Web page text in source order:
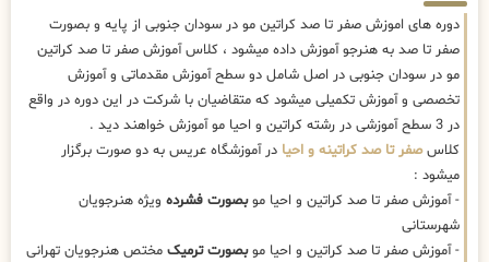
دوره های اموزش صفر تا صد کراتین مو در سودان جنوبی از پایه و بصورت
صفر تا صد به هنرجو آموزش داده میشود ، کلاس آموزش صفر تا صد کراتین
مو در سودان جنوبی در اصل شامل دو سطح آموزش مقدماتی و آموزش
تخصصی و آموزش تکمیلی میشود که متقاضیان با شرکت در این دوره در واقع
در 3 سطح آموزشی در رشته کراتین و احیا مو آموزش خواهند دید .
کلاسصفر تا صد کراتینه و احیا در آموزشگاه عریس به دو صورت برگزار
میشود :
- آموزش صفر تا صد کراتین و احیا موبصورت فشرده ویژه هنرجویان
شهرستانی
- آموزش صفر تا صد کراتین و احیا موبصورت ترمیک مختص هنرجویان تهرانی